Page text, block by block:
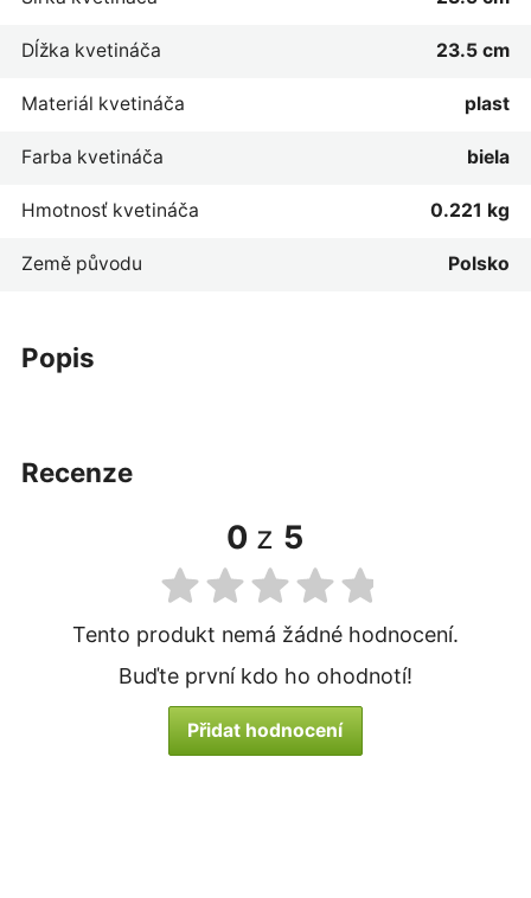
popis
Dĺžka kvetináča 23.5 cm
Materiál kvetináča plast
Farba kvetináča biela
Hmotnosť kvetináča 0.221 kg
Země původu Polsko
recenze
0 z 5
Tento produkt nemá žádné hodnocení.
Buďte první kdo ho ohodnotí!
Přidat hodnocení